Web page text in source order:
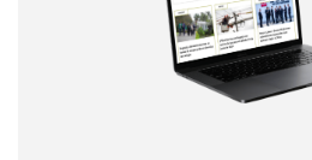
Tipo de comentario